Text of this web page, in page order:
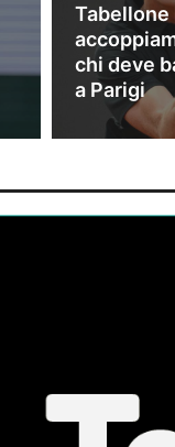
Tabellone
chi deve
a Parigi